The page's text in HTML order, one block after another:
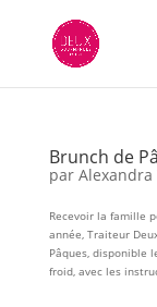
Brunch de
par Alexandra
Recevoir la famille
année, Traiteur
Pâques, disponible
froid, avec les